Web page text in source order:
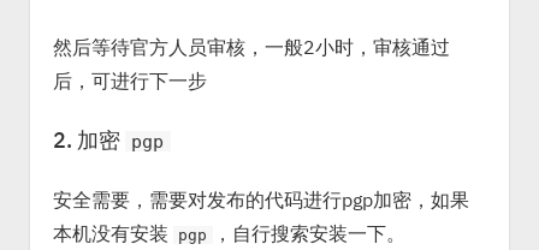
然后等待官方人员审核，一般2小时，审核通过
后，可进行下一步
2. 加密 pgp
安全需要，需要对发布的代码进行pgp加密，如果
本机没有安装
pgp ，自行搜索安装一下。